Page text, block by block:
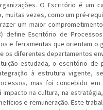
O Escritório é um
muitas vezes, como um pré-
um maior
define Escritório de
e ferramentas que orientam o
os diferentes departamentos
o escritório de
à estrutura vigente,
mas foi concebido
na cultura, na
e remuneração. Este